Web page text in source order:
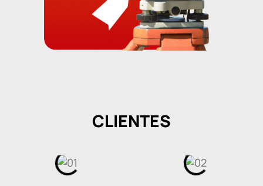
CLIENTES